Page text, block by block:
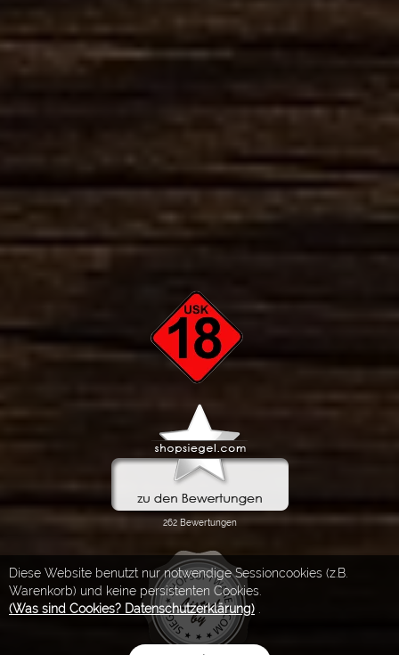
Diese Website benutzt nur notwendige Sessioncookies (z.B.
Warenkorb) und keine persistenten Cookies.
(Was sind Cookies? Datenschutzerklärung)